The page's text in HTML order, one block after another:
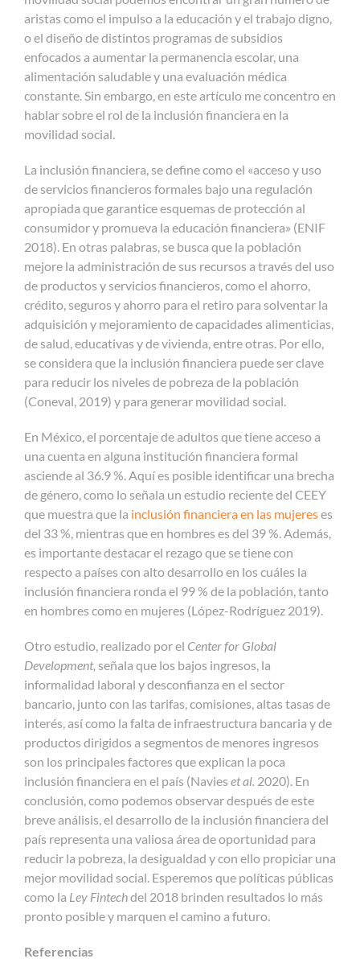
aristas como el impulso a la educación y el trabajo digno,
o el diseño de distintos programas de subsidios
enfocados a aumentar la permanencia escolar, una
alimentación saludable y una evaluación médica
constante. Sin embargo, en este artículo me concentro en
hablar sobre el rol de la inclusión financiera en la
movilidad social.
La inclusión financiera, se define como el «acceso y uso
de servicios financieros formales bajo una regulación
apropiada que garantice esquemas de protección al
consumidor y promueva la educación financiera» (ENIF
2018). En otras palabras, se busca que la población
mejore la administración de sus recursos a través del uso
de productos y servicios financieros, como el ahorro,
crédito, seguros y ahorro para el retiro para solventar la
adquisición y mejoramiento de capacidades alimenticias,
de salud, educativas y de vivienda, entre otras. Por ello,
se considera que la inclusión financiera puede ser clave
para reducir los niveles de pobreza de la población
(Coneval, 2019) y para generar movilidad social.
En México, el porcentaje de adultos que tiene acceso a
una cuenta en alguna institución financiera formal
asciende al 36.9 %. Aquí es posible identificar una brecha
de género, como lo señala un estudio reciente del CEEY
que muestra que la inclusión financiera en las mujereses
del 33 %, mientras que en hombres es del 39 %. Además,
es importante destacar el rezago que se tiene con
respecto a países con alto desarrollo en los cuáles la
inclusión financiera ronda el 99 % de la población, tanto
en hombres como en mujeres (López-Rodríguez 2019).
Otro estudio, realizado por el Center for Global
Development, señala que los bajos ingresos, la
informalidad laboral y desconfianza en el sector
bancario, junto con las tarifas, comisiones, altas tasas de
interés, así como la falta de infraestructura bancaria y de
productos dirigidos a segmentos de menores ingresos
son los principales factores que explican la poca
inclusión financiera en el país (Navies et al. 2020). En
conclusión, como podemos observar después de este
breve análisis, el desarrollo de la inclusión financiera del
país representa una valiosa área de oportunidad para
reducir la pobreza, la desigualdad y con ello propiciar una
mejor movilidad social. Esperemos que políticas públicas
como la Ley Fintechdel 2018 brinden resultados lo más
pronto posible y marquen el camino a futuro.
Referencias